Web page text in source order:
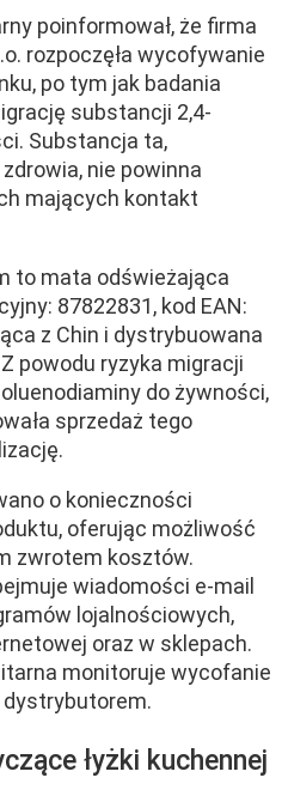
poinformował, że firma
rozpoczęła wycofywanie
po tym jak badania
substancji 2,4-
Substancja ta,
nie powinna
mających kontakt
to mata odświeżająca
87822831, kod EAN:
z Chin i dystrybuowana
powodu ryzyka migracji
do żywności,
sprzedaż tego
o konieczności
oferując możliwość
zwrotem kosztów.
wiadomości e-mail
lojalnościowych,
oraz w sklepach.
monitoruje wycofanie
dystrybutorem.
łyżki kuchennej